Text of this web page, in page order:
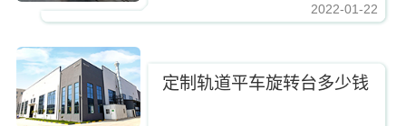
2022-01-22
定制轨道平车旋转台多少钱